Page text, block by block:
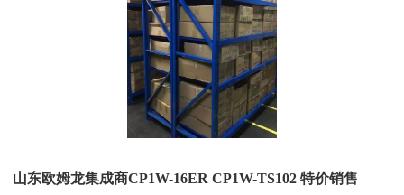
山东欧姆龙集成商CP1W-16ER CP1W-TS102 特价销售